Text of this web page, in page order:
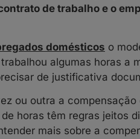
de trabalho e o
domésticos o
algumas horas a
de justificativa
ou outra a
horas têm regras jeitos
mais sobre a